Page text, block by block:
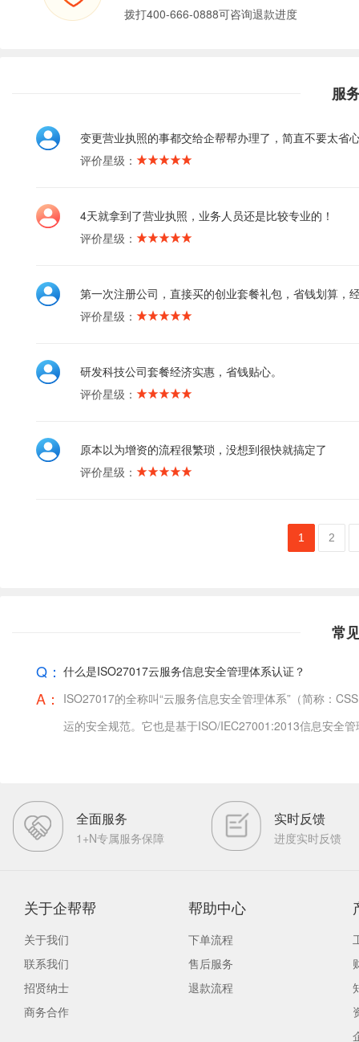
拨打400-666-0888可咨询退款进度
服
变更营业执照的事都交给企帮帮办理了，简直不要太省
评价星级：
4天就拿到了营业执照，业务人员还是比较专业的！
评价星级：
第一次注册公司，直接买的创业套餐礼包，省钱划算，
评价星级：
研发科技公司套餐经济实惠，省钱贴心。
评价星级：
原本以为增资的流程很繁琐，没想到很快就搞定了
评价星级：
1 2
常
Q： 什么是ISO27017云服务信息安全管理体系认证？
A：
ISO27017的全称叫“云服务信息安全管理体系”（简称：
运的安全规范。它也是基于ISO/IEC27001:2013信息安全
全面服务
1+N专属服务保障
实时反馈
进度实时反馈
关于企帮帮
关于我们
联系我们
招贤纳士
商务合作
帮助中心
下单流程
售后服务
退款流程